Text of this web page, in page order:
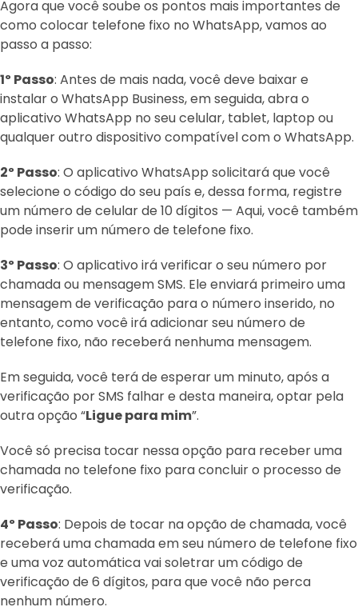
Agora que você soube os pontos mais importantes de
como colocar telefone fixo no WhatsApp, vamos ao
passo a passo:
1º Passo: Antes de mais nada, você deve baixar e
instalar o WhatsApp Business, em seguida, abra o
aplicativo WhatsApp no ​​seu celular, tablet, laptop ou
qualquer outro dispositivo compatível com o WhatsApp.
2º Passo: O aplicativo WhatsApp solicitará que você
selecione o código do seu país e, dessa forma, registre
um número de celular de 10 dígitos — Aqui, você também
pode inserir um número de telefone fixo.
3º Passo: O aplicativo irá verificar o seu número por
chamada ou mensagem SMS. Ele enviará primeiro uma
mensagem de verificação para o número inserido, no
entanto, como você irá adicionar seu número de
telefone fixo, não receberá nenhuma mensagem.
Em seguida, você terá de esperar um minuto, após a
verificação por SMS falhar e desta maneira, optar pela
outra opção “Ligue para mim”.
Você só precisa tocar nessa opção para receber uma
chamada no telefone fixo para concluir o processo de
verificação.
4º Passo: Depois de tocar na opção de chamada, você
receberá uma chamada em seu número de telefone fixo
e uma voz automática vai soletrar um código de
verificação de 6 dígitos, para que você não perca
nenhum número.